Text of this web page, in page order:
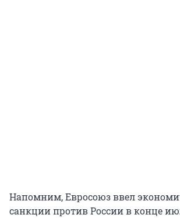
Напомним, Евросоюз ввел
санкции против России в конце